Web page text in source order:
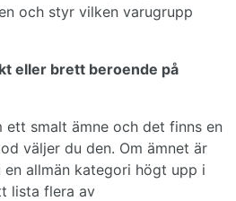
och styr vilken varugrupp
eller brett beroende på
ett smalt ämne och det finns en
väljer du den. Om ämnet är
allmän kategori högt upp i
lista flera av